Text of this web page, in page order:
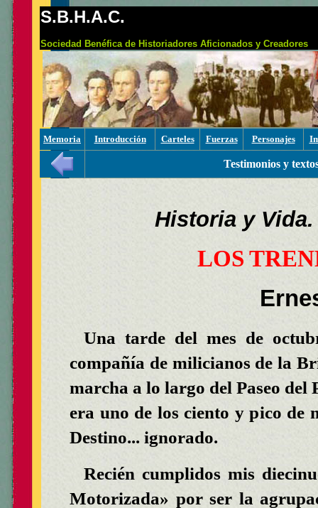
S.B.H.A.C.
Sociedad Benéfica de Historiadores Aficionados y Creadores
Memoria Introducción Carteles Fuerzas Personajes
Testimonios y
Historia y
LOS
Una tarde del mes de
compañía de milicianos de la
marcha a lo largo del Paseo
era uno de los ciento y pico de
Destino... ignorado.
Recién cumplidos mis
Motorizada» por ser la